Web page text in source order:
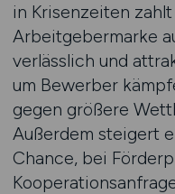
in Krisenzeiten
Arbeitgebermarke
verlässlich und
um Bewerber
gegen größere
Außerdem steigert
Chance, bei